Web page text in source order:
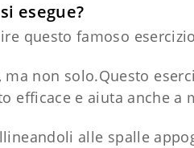
esegue?
questo famoso
non solo.Questo
efficace e aiuta anche a
alle spalle